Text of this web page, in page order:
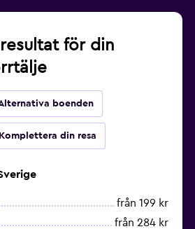
för din
boenden
Komplettera din resa
från 199 kr
från 284 kr